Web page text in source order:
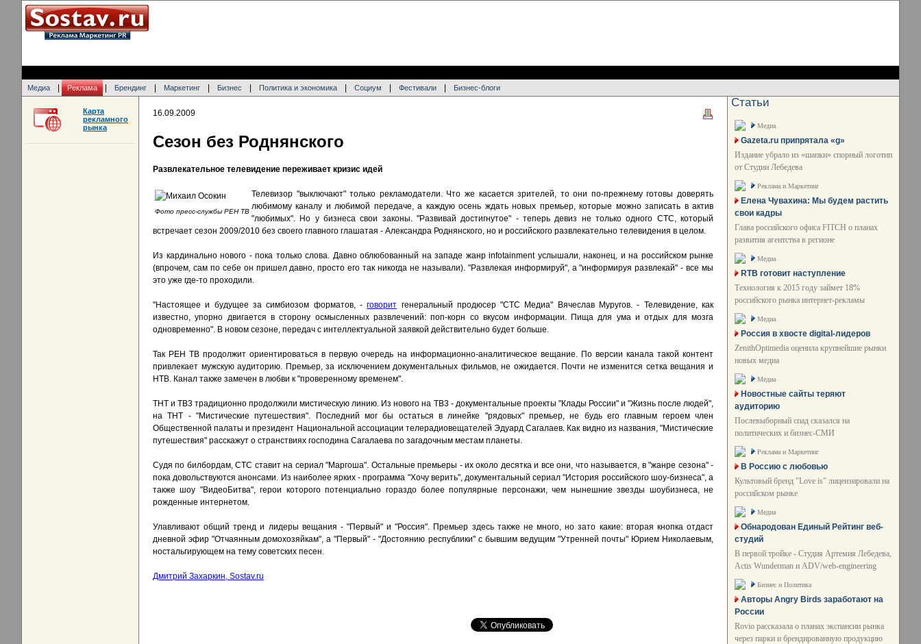
Медиа Реклама Брендинг Маркетинг Бизнес Политика и экономика Социум Фестивали Бизнес-блоги
16.09.2009
Сезон без Роднянского
Развлекательное телевидение переживает кризис идей
Фото пресс-службы РЕН ТВ
Телевизор "выключают" только рекламодатели. Что же касается зрителей, то они по-прежнему готовы доверять
любимому каналу и любимой передаче, а каждую осень ждать новых премьер, которые можно записать в актив
"любимых". Но у бизнеса свои законы. "Развивай достигнутое" - теперь девиз не только одного СТС, который
встречает сезон 2009/2010 без своего главного глашатая - Александра Роднянского, но и российского развлекательно телевидения в целом.
Из кардинально нового - пока только слова. Давно облюбованный на западе жанр infotainment услышали, наконец, и на российском рынке
(впрочем, сам по себе он пришел давно, просто его так никогда не называли). "Развлекая информируй", а "информируя развлекай" - все мы
это уже где-то проходили.
"Настоящее и будущее за симбиозом форматов, -говорит генеральный продюсер "СТС Медиа" Вячеслав Муругов. - Телевидение, как
известно, упорно двигается в сторону осмысленных развлечений: поп-корн со вкусом информации. Пища для ума и отдых для мозга
одновременно". В новом сезоне, передач с интеллектуальной заявкой действительно будет больше.
Так РЕН ТВ продолжит ориентироваться в первую очередь на информационно-аналитическое вещание. По версии канала такой контент
привлекает мужскую аудиторию. Премьер, за исключением документальных фильмов, не ожидается. Почти не изменится сетка вещания и
НТВ. Канал также замечен в любви к "проверенному временем".
ТНТ и ТВ3 традиционно продолжили мистическую линию. Из нового на ТВ3 - документальные проекты "Клады России" и "Жизнь после людей",
на ТНТ - "Мистические путешествия". Последний мог бы остаться в линейке "рядовых" премьер, не будь его главным героем член
Общественной палаты и президент Национальной ассоциации телерадиовещателей Эдуард Сагалаев. Как видно из названия, "Мистические
путешествия" расскажут о странствиях господина Сагалаева по загадочным местам планеты.
Судя по билбордам, СТС ставит на сериал "Маргоша". Остальные премьеры - их около десятка и все они, что называется, в "жанре сезона" -
пока довольствуются анонсами. Из наиболее ярких - программа "Хочу верить", документальный сериал "История российского шоу-бизнеса", а
также шоу "ВидеоБитва", герои которого потенциально гораздо более популярные персонажи, чем нынешние звезды шоубизнеса, не
рожденные интернетом.
Улавливают общий тренд и лидеры вещания - "Первый" и "Россия". Премьер здесь также не много, но зато какие: вторая кнопка отдаст
дневной эфир "Отчаянным домохозяйкам", а "Первый" - "Достоянию республики" с бывшим ведущим "Утренней почты" Юрием Николаевым,
ностальгирующем на тему советских песен.
Дмитрий Захаркин, Sostav.ru
Карта
рекламного
рынка
Статьи
Медиа
Gazeta.ru припрятала «g»
Издание убрало из «шапки» спорный логотип
от Студии Лебедева
Реклама и Маркетинг
Елена Чувахина: Мы будем растить
свои кадры
Глава российского офиса FITCH о планах
развития агентства в регионе
Медиа
RTB готовит наступление
Технология к 2015 году займет 18%
российского рынка интернет-рекламы
Медиа
Россия в хвосте digital-лидеров
ZenithOptimedia оценила крупнейшие рынки
новых медиа
Медиа
Новостные сайты теряют
аудиторию
Послевыборный спад сказался на
политических и бизнес-СМИ
Реклама и Маркетинг
В Россию с любовью
Культовый бренд "Love is" лицензировали на
российском рынке
Медиа
Обнародован Единый Рейтинг веб-
студий
В первой тройке - Студия Артемия Лебедева,
Actis Wunderman и ADV/web-engineering
Бизнес и Политика
Авторы Angry Birds заработают на
России
Rovio рассказала о планах экспансии рынка
через парки и брендированную продукцию